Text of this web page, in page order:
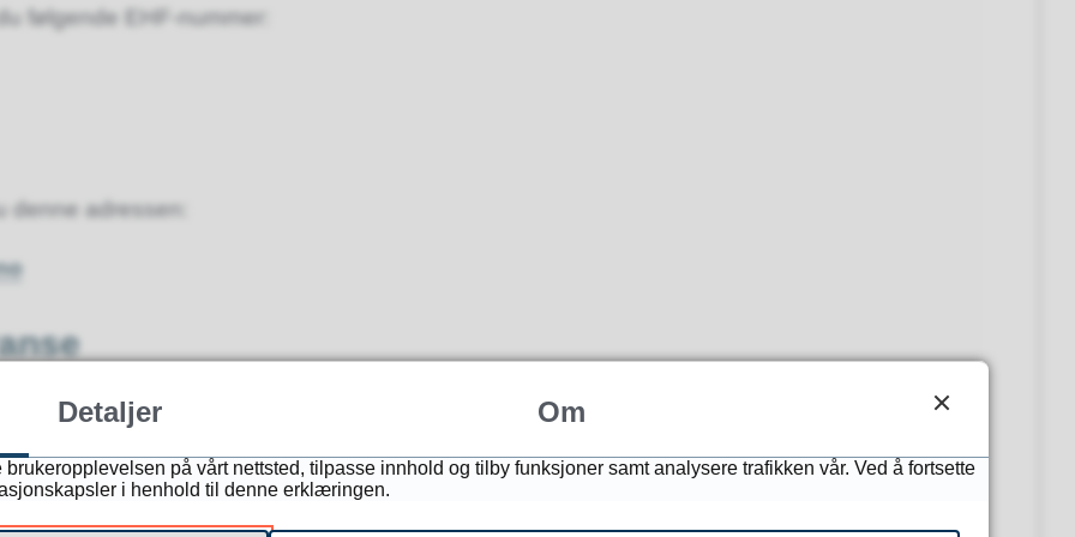
følgende EHF-nummer:
denne adressen:
og bli behandlet raskt, må du oppgi korrekt
Detaljer Om
på vårt nettsted, tilpasse innhold og tilby funksjoner samt analysere trafikken vår. Ved å fortsette
i henhold til denne erklæringen.